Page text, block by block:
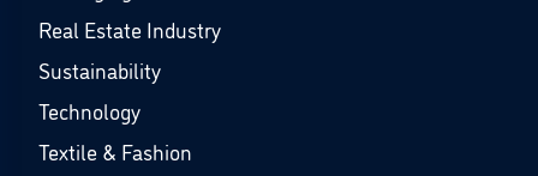
Real Estate Industry
Sustainability
Technology
Textile & Fashion